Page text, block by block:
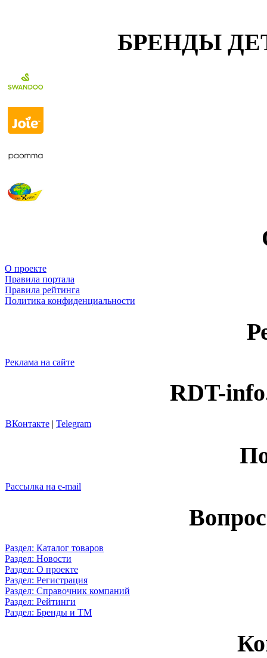
БРЕНДЫ
О проекте
Правила портала
Правила рейтинга
Политика конфиденциальности
Реклама на сайте
RDT-
ВКонтакте | Telegram
Рассылка на e-mail
Раздел: Каталог товаров
Раздел: Новости
Раздел: О проекте
Раздел: Регистрация
Раздел: Справочник компаний
Раздел: Рейтинги
Раздел: Бренды и ТМ